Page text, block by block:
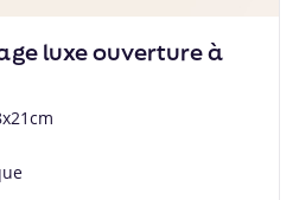
luxe ouverture à